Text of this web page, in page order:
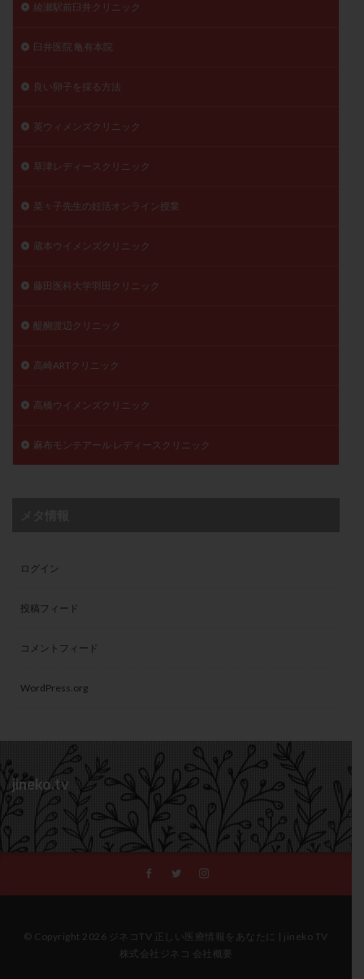
綾瀬駅前臼井クリニック
臼井医院 亀有本院
良い卵子を採る方法
英ウィメンズクリニック
草津レディースクリニック
菜々子先生の妊活オンライン授業
蔵本ウイメンズクリニック
藤田医科大学羽田クリニック
醍醐渡辺クリニック
高崎ARTクリニック
高橋ウイメンズクリニック
麻布モンテアール レディースクリニック
ログイン
投稿フィード
コメントフィード
WordPress.org
jineko.tv
© Copyright 2026 ジネコTV 正しい医療情報をあなたに | jineko TV
株式会社ジネコ 会社概要